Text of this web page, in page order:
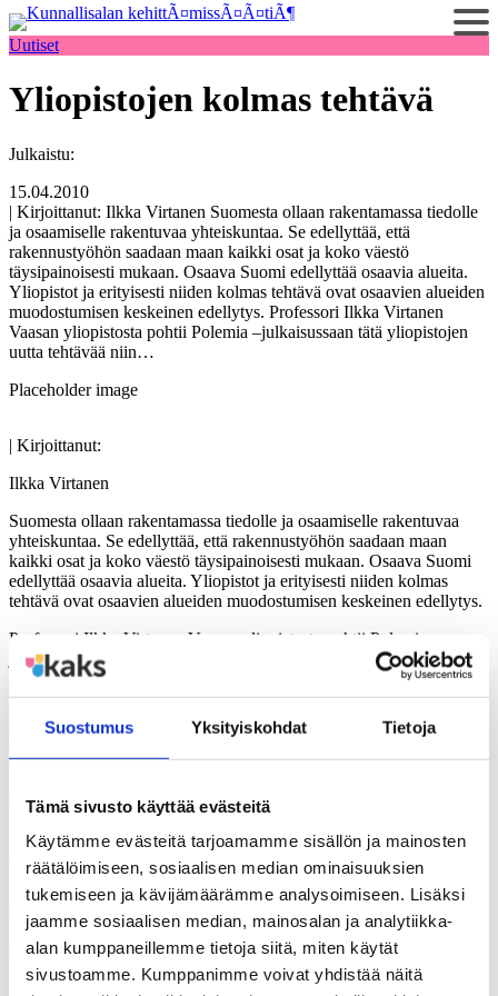
Suostumus Yksityiskohdat Tietoja
Tämä sivusto käyttää evästeitä
Käytämme evästeitä tarjoamamme sisällön ja mainosten
räätälöimiseen, sosiaalisen median ominaisuuksien
tukemiseen ja kävijämäärämme analysoimiseen. Lisäksi
jaamme sosiaalisen median, mainosalan ja analytiikka-
alan kumppaneillemme tietoja siitä, miten käytät
sivustoamme. Kumppanimme voivat yhdistää näitä
Siirry
sisältöön
Uutiset
Yliopistojen kolmas tehtävä
Julkaistu:
15.04.2010
| Kirjoittanut: Ilkka Virtanen Suomesta ollaan rakentamassa tiedolle
ja osaamiselle rakentuvaa yhteiskuntaa. Se edellyttää, että
rakennustyöhön saadaan maan kaikki osat ja koko väestö
täysipainoisesti mukaan. Osaava Suomi edellyttää osaavia alueita.
Yliopistot ja erityisesti niiden kolmas tehtävä ovat osaavien alueiden
muodostumisen keskeinen edellytys. Professori Ilkka Virtanen
Vaasan yliopistosta pohtii Polemia –julkaisussaan tätä yliopistojen
uutta tehtävää niin…
| Kirjoittanut:
Ilkka Virtanen
Suomesta ollaan rakentamassa tiedolle ja osaamiselle rakentuvaa
yhteiskuntaa. Se edellyttää, että rakennustyöhön saadaan maan
kaikki osat ja koko väestö täysipainoisesti mukaan. Osaava Suomi
edellyttää osaavia alueita. Yliopistot ja erityisesti niiden kolmas
tehtävä ovat osaavien alueiden muodostumisen keskeinen edellytys.
Professori Ilkka Virtanen Vaasan yliopistosta pohtii Polemia –
julkaisussaan tätä yliopistojen uutta tehtävää niin yliopistojen kuin
alueidenkin näkökulmasta. Kolmannen tehtävän suhteet yliopistojen
ydintehtäviin, tieteelliseen tutkimukseen ja siihen perustuvaan
opetukseen, ovat niin ikään pohdinnan kohteena.
Polemia 44.pdf
Jaa artikkeli
Share on Facebook
Share on LinkedIn
Email this Page